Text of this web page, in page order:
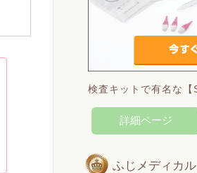
検査キットで有名な【
詳細ページ
ふじメディカル